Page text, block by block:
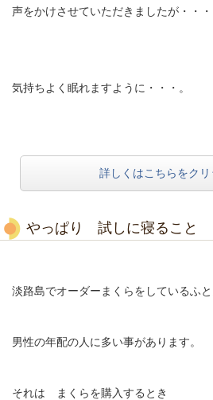
声をかけさせていただきましたが・・・
気持ちよく眠れますように・・・。
詳しくはこちらをクリ
やっぱり 試しに寝ること
淡路島でオーダーまくらをしているふと
男性の年配の人に多い事があります。
それは まくらを購入するとき